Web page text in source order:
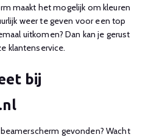
maakt het mogelijk om kleuren
weer te geven voor een top
uitkomen? Dan kan je gerust
klantenservice.
bij
gevonden? Wacht